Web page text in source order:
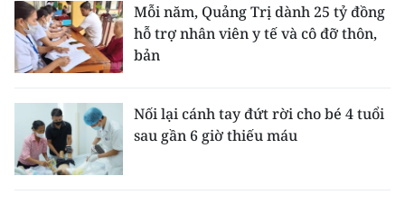
Mỗi năm, Quảng Trị dành 25 tỷ đồng
hỗ trợ nhân viên y tế và cô đỡ thôn,
bản
Nối lại cánh tay đứt rời cho bé 4 tuổi
sau gần 6 giờ thiếu máu